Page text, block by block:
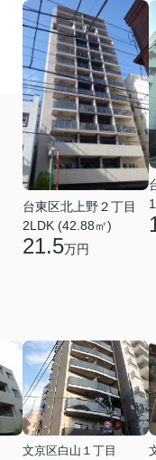
台東区北上野２丁目
2LDK (42.88㎡)
21.5万円
文京区白山１丁目